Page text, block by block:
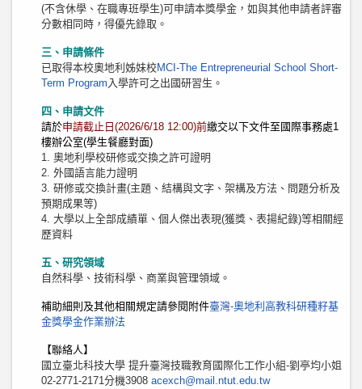
(不含休學、在職專班學生)可申請本獎學金，如與其他申請者評審
分數相同時，得優先錄取。
三、申請條件
已取得本校奧地利姊妹校MCI-The Entrepreneurial School Short-
Term Program 入學許可之出國研習生。
四、申請文件
請於申請截止日(2026/6/18 12:00)前繳交以下文件至國際事務處1
樓辦公室(學生餐廳對面)
1. 奧地利學校研修或交換之許可證明
2. 外國語言能力證明
3. 研修或交換計畫(主題、結構與文字、架構及方法、問題分析及
預期成果等)
4. 大學以上全部成績單、個人傑出表現(獲獎、表揚紀錄)等相關經
歷資料
五、研究領域
自然科學、技術科學、商業與管理領域。
補助細則及其他相關規定請參閱附件臺灣-奧地利高教科研種籽基
金獎學金作業辦法
【聯絡人】
國立臺北科技大學 提升臺灣技職教育國際化工作小組-劉亭均小姐
02-2771-2171分機3908 acexch@mail.ntut.edu.tw